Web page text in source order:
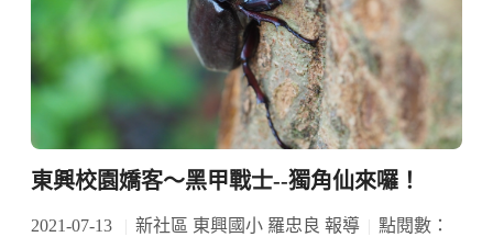
東興校園嬌客～黑甲戰士--獨角仙來囉！
2021-07-13 新社區 東興國小 羅忠良 報導
點閱數：